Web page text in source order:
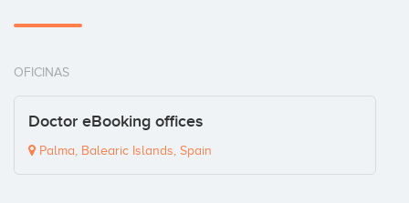
OFICINAS
Doctor eBooking offices
Palma, Balearic Islands, Spain